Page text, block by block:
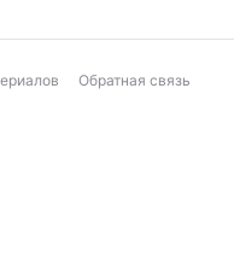
Обратная связь